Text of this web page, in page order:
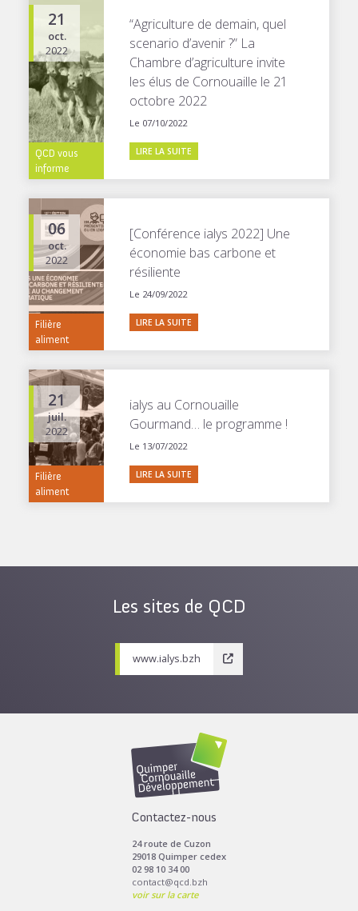
21
oct.
2022
QCD vous
informe
“Agriculture de demain, quel
scenario d’avenir ?” La
Chambre d’agriculture invite
les élus de Cornouaille le 21
octobre 2022
Le 07/10/2022
LIRE LA SUITE
06
oct.
2022
Filière
aliment
[Conférence ialys 2022] Une
économie bas carbone et
résiliente
Le 24/09/2022
LIRE LA SUITE
21
juil.
2022
Filière
aliment
ialys au Cornouaille
Gourmand… le programme !
Le 13/07/2022
LIRE LA SUITE
Les sites de QCD
www.ialys.bzh
Contactez-nous
24 route de Cuzon
29018 Quimper cedex
02 98 10 34 00
contact@qcd.bzh
voir sur la carte